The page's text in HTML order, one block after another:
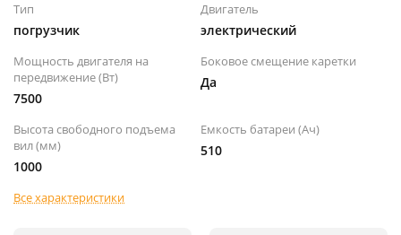
Тип
погрузчик
Двигатель
электрический
Мощность двигателя на
передвижение (Вт)
7500
Боковое смещение каретки
Да
Высота свободного подъема
вил (мм)
1000
Емкость батареи (Ач)
510
Все характеристики